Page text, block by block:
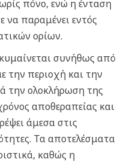
πόνο, ενώ η ένταση
να παραμένει εντός
ορίων.
συνήθως από
την περιοχή και την
την ολοκλήρωση της
αποθεραπείας και
άμεσα στις
Τα αποτελέσματα
καθώς η